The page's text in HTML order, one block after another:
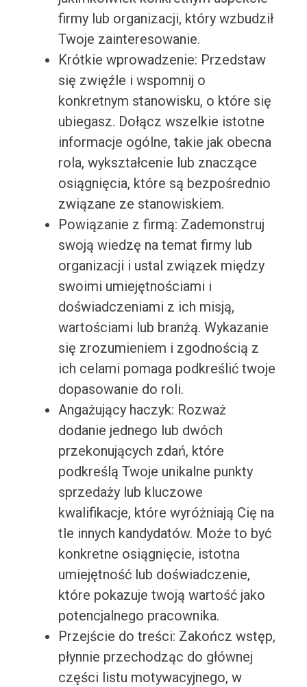
firmy lub organizacji, który wzbudził
Twoje zainteresowanie.
Krótkie wprowadzenie: Przedstaw
się zwięźle i wspomnij o
konkretnym stanowisku, o które się
ubiegasz. Dołącz wszelkie istotne
informacje ogólne, takie jak obecna
rola, wykształcenie lub znaczące
osiągnięcia, które są bezpośrednio
związane ze stanowiskiem.
Powiązanie z firmą: Zademonstruj
swoją wiedzę na temat firmy lub
organizacji i ustal związek między
swoimi umiejętnościami i
doświadczeniami z ich misją,
wartościami lub branżą. Wykazanie
się zrozumieniem i zgodnością z
ich celami pomaga podkreślić twoje
dopasowanie do roli.
Angażujący haczyk: Rozważ
dodanie jednego lub dwóch
przekonujących zdań, które
podkreślą Twoje unikalne punkty
sprzedaży lub kluczowe
kwalifikacje, które wyróżniają Cię na
tle innych kandydatów. Może to być
konkretne osiągnięcie, istotna
umiejętność lub doświadczenie,
które pokazuje twoją wartość jako
potencjalnego pracownika.
Przejście do treści: Zakończ wstęp,
płynnie przechodząc do głównej
części listu motywacyjnego, w